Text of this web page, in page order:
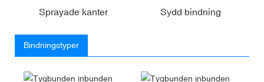
Sprayade kanter Sydd bindning
Bindningstyper